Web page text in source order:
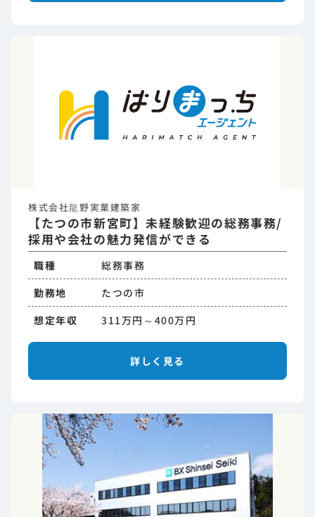
株式会社龍野実業建築家
【たつの市新宮町】未経験歓迎の総務事務/
採用や会社の魅力発信ができる
職種
総務事務
勤務地
たつの市
想定年収
311万円～400万円
詳しく見る